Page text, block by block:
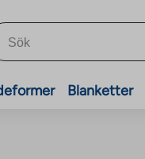
Blanketter